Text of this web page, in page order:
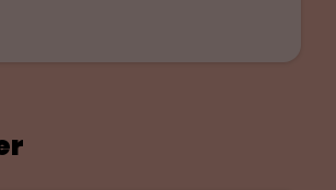
sötpotatis smaksatt med BIMs
svartpeppar & havssalt. Glutenfri